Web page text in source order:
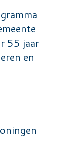
55 jaar
en